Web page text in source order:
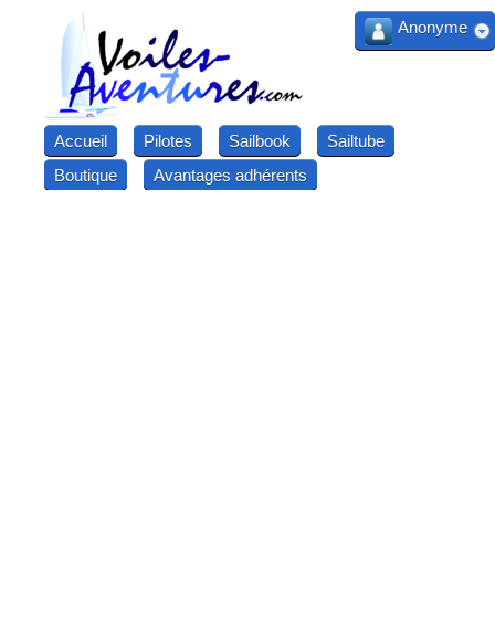
Accueil Pilotes Sailbook
Sailtube
Boutique
Avantages adhérents
Anonyme